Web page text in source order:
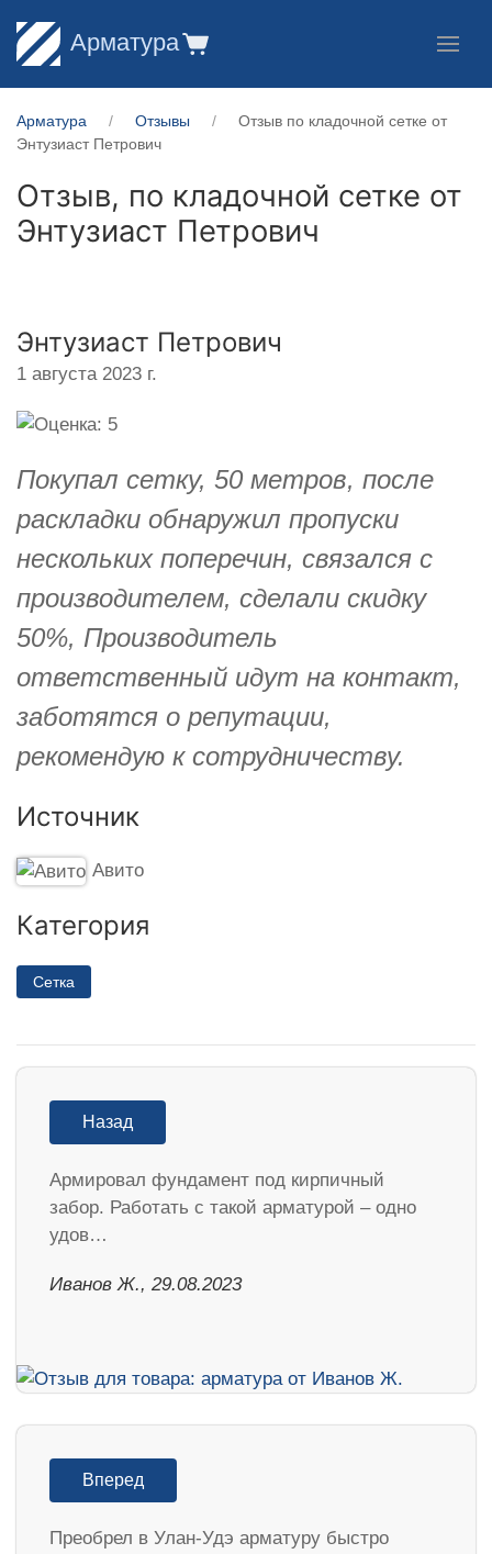
Арматура
Арматура Отзывы
Отзыв по кладочной сетке от
Энтузиаст Петрович
Отзыв, по кладочной сетке от
Энтузиаст Петрович
Энтузиаст Петрович
1 августа 2023 г.
Покупал сетку, 50 метров, после
раскладки обнаружил пропуски
нескольких поперечин, связался с
производителем, сделали скидку
50%, Производитель
ответственный идут на контакт,
заботятся о репутации,
рекомендую к сотрудничеству.
Источник
Авито
Категория
Сетка
Назад
Армировал фундамент под кирпичный
забор. Работать с такой арматурой – одно
удов…
Иванов Ж., 29.08.2023
Вперед
Преобрел в Улан-Удэ арматуру быстро